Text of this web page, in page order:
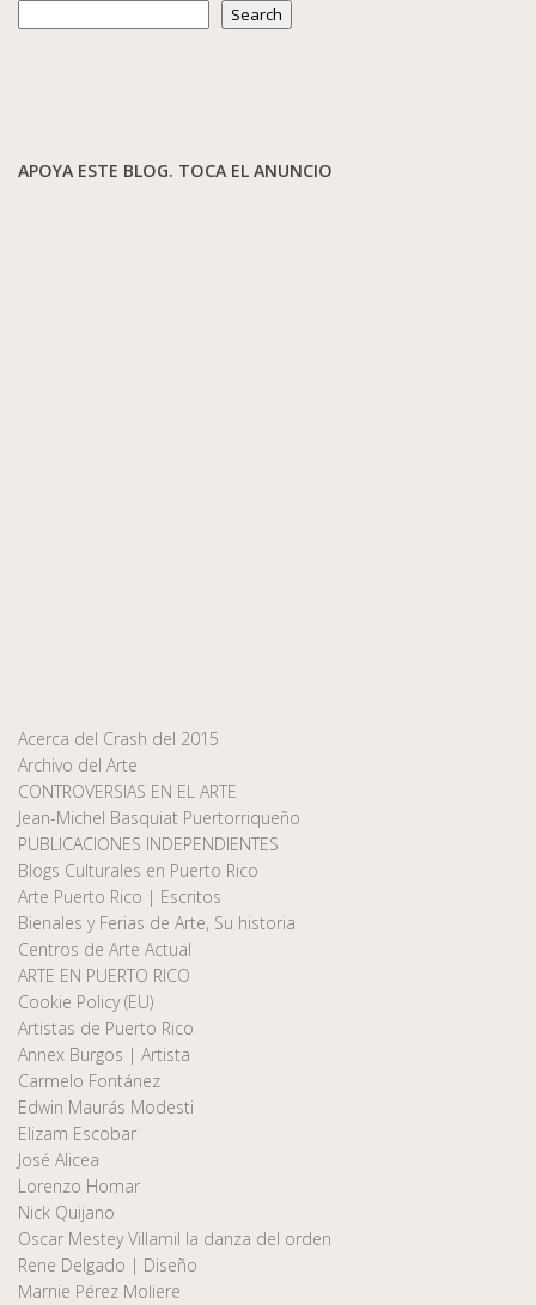
Search
APOYA ESTE BLOG. TOCA EL ANUNCIO
Acerca del Crash del 2015
Archivo del Arte
CONTROVERSIAS EN EL ARTE
Jean-Michel Basquiat Puertorriqueño
PUBLICACIONES INDEPENDIENTES
Blogs Culturales en Puerto Rico
Arte Puerto Rico | Escritos
Bienales y Ferias de Arte, Su historia
Centros de Arte Actual
ARTE EN PUERTO RICO
Cookie Policy (EU)
Artistas de Puerto Rico
Annex Burgos | Artista
Carmelo Fontánez
Edwin Maurás Modesti
Elizam Escobar
José Alicea
Lorenzo Homar
Nick Quijano
Oscar Mestey Villamil la danza del orden
Rene Delgado | Diseño
Marnie Pérez Moliere